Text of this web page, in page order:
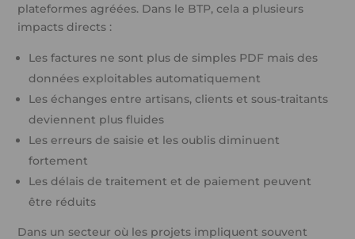
plateformes agréées. Dans le BTP, cela a plusieurs
impacts directs :
Les factures ne sont plus de simples PDF mais des
données exploitables automatiquement
Les échanges entre artisans, clients et sous-traitants
deviennent plus fluides
Les erreurs de saisie et les oublis diminuent
fortement
Les délais de traitement et de paiement peuvent
être réduits
Dans un secteur où les projets impliquent souvent